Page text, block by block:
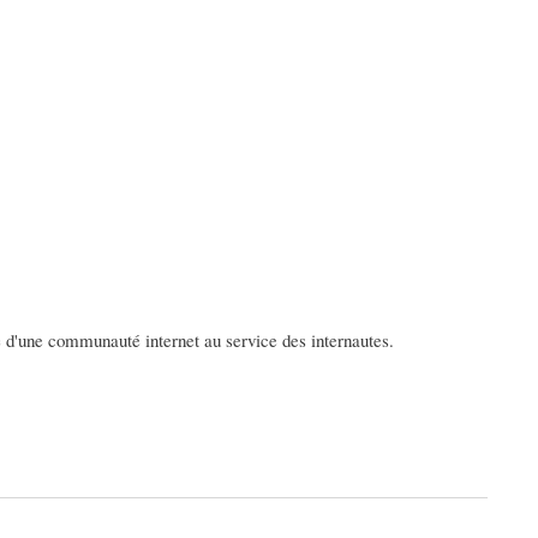
communauté internet au service des internautes.